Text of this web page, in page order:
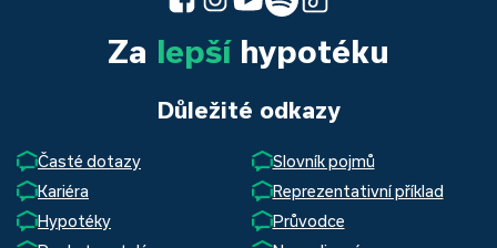
Za lepšíhypotéku
Důležité odkazy
Časté dotazy
Slovník pojmů
Kariéra
Reprezentativní příklad
Hypotéky
Průvodce